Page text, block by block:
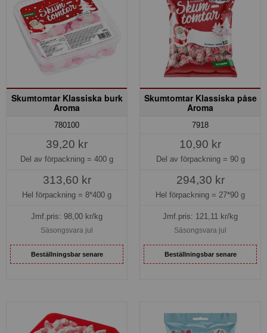
Skumtomtar Klassiska burk
Aroma
780100
39,20 kr
Del av förpackning = 400 g
313,60 kr
Hel förpackning = 8*400 g
Jmf.pris: 98,00 kr/kg
Säsongsvara jul
Beställningsbar senare
Skumtomtar Klassiska påse
Aroma
7918
10,90 kr
Del av förpackning = 90 g
294,30 kr
Hel förpackning = 27*90 g
Jmf.pris: 121,11 kr/kg
Säsongsvara jul
Beställningsbar senare